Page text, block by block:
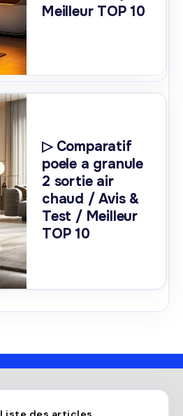
Meilleur TOP 10
▷ Comparatif
poele a granule
2 sortie air
chaud / Avis &
Test / Meilleur
TOP 10